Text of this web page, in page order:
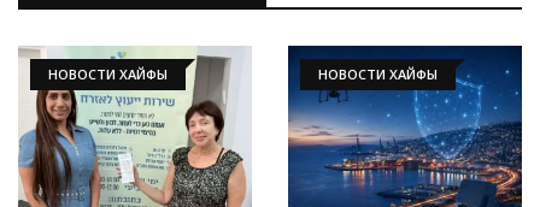
НОВОСТИ ХАЙФЫ НОВОСТИ ХАЙФЫ